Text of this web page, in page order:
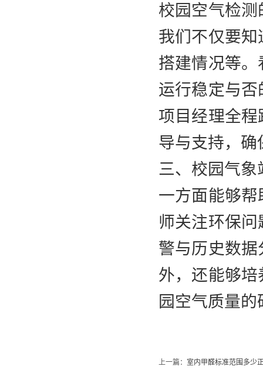
校园空气检
我们不仅要
搭建情况等
运行稳定与
项目经理全
导与支持，
三、校园气象
一方面能够
师关注环保
警与历史数
外，还能够
园空气质量
上一篇： 室内甲醛标准范围多少